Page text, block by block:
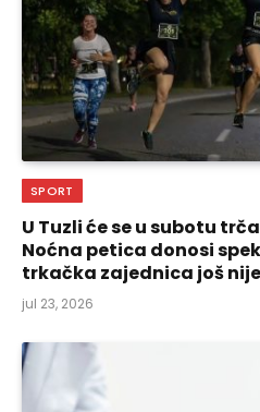
SPORT
U Tuzli će se u subotu
Noćna petica donosi
trkačka zajednica još
jul 23, 2026